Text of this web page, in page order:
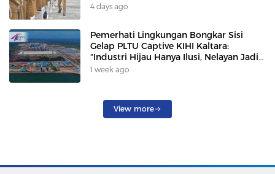
4 days ago
Pemerhati Lingkungan Bongkar Sisi
Gelap PLTU Captive KIHI Kaltara:
“Industri Hijau Hanya Ilusi, Nelayan Jadi
Korban”
1 week ago
View more